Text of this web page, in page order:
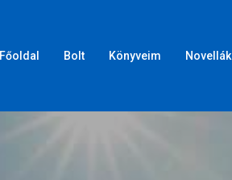
Főoldal Bolt Könyveim Novellák